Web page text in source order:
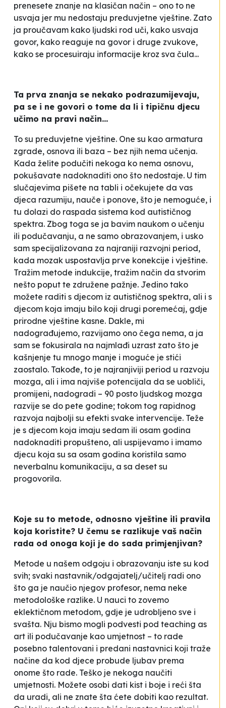
prenesete znanje na klasičan način – ono to ne
usvaja jer mu nedostaju preduvjetne vještine. Zato
ja proučavam kako ljudski rod uči, kako usvaja
govor, kako reaguje na govor i druge zvukove,
kako se procesuiraju informacije kroz sva čula...
Ta prva znanja se nekako podrazumijevaju,
pa se i ne govori o tome da li i tipičnu djecu
učimo na pravi način...
To su preduvjetne vještine. One su kao armatura
zgrade, osnova ili baza – bez njih nema učenja.
Kada želite podučiti nekoga ko nema osnovu,
pokušavate nadoknaditi ono što nedostaje. U tim
slučajevima pišete na tabli i očekujete da vas
djeca razumiju, nauče i ponove, što je nemoguće, i
tu dolazi do raspada sistema kod autističnog
spektra. Zbog toga se ja bavim naukom o učenju
ili podučavanju, a ne samo obrazovanjem, i usko
sam specijalizovana za najraniji razvojni period,
kada mozak uspostavlja prve konekcije i vještine.
Tražim metode indukcije, tražim način da stvorim
nešto poput te združene pažnje. Jedino tako
možete raditi s djecom iz autističnog spektra, ali i s
djecom koja imaju bilo koji drugi poremećaj, gdje
prirodne vještine kasne. Dakle, mi
nadograđujemo, razvijamo ono čega nema, a ja
sam se fokusirala na najmlađi uzrast zato što je
kašnjenje tu mnogo manje i moguće je stići
zaostalo. Takođe, to je najranjiviji period u razvoju
mozga, ali i ima najviše potencijala da se uobliči,
promijeni, nadogradi – 90 posto ljudskog mozga
razvije se do pete godine; tokom tog rapidnog
razvoja najbolji su efekti svake intervencije. Teže
je s djecom koja imaju sedam ili osam godina
nadoknaditi propušteno, ali uspijevamo i imamo
djecu koja su sa osam godina koristila samo
neverbalnu komunikaciju, a sa deset su
progovorila.
Koje su to metode, odnosno vještine ili pravila
koja koristite? U čemu se razlikuje vaš način
rada od onoga koji je do sada primjenjivan?
Metode u našem odgoju i obrazovanju iste su kod
svih; svaki nastavnik/odgajatelj/učitelj radi ono
što ga je naučio njegov profesor, nema neke
metodološke razlike. U nauci to zovemo
eklektičnom metodom, gdje je udrobljeno sve i
svašta. Nju bismo mogli podvesti pod teaching as
art ili podučavanje kao umjetnost – to rade
posebno talentovani i predani nastavnici koji traže
načine da kod djece probude ljubav prema
onome što rade. Teško je nekoga naučiti
umjetnosti. Možete osobi dati kist i boje i reći šta
da uradi, ali ne znate šta ćete dobiti kao rezultat.